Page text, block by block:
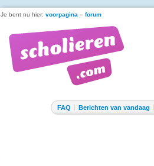
Je bent nu hier: voorpagina » forum
FAQ Berichten van vandaag